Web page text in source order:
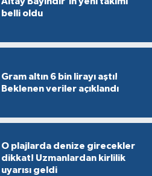
belli oldu
Gram altın 6 bin lirayı aştı!
Beklenen veriler açıklandı
O plajlarda denize girecekler
dikkat! Uzmanlardan kirlilik
uyarısı geldi